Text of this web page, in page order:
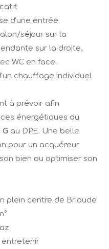
d'une entrée
séjour sur la
sur la droite,
WC en face.
chauffage individuel
à prévoir afin
énergétiques du
Gau DPE. Une belle
pour un acquéreur
bien ou optimiser son
plein centre de Brioude
entretenir